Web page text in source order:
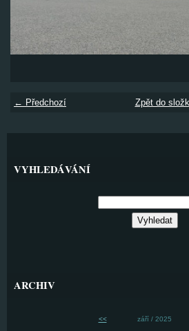
← Předchozí Zpět do
VYHLEDÁVÁNÍ
ARCHIV
<< září / 2025